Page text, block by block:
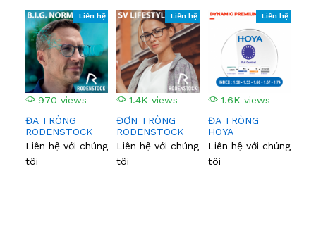
970 views
Liên hệ
ĐA TRÒNG
RODENSTOCK
Liên hệ với chúng
tôi
1.4K views
Liên hệ
ĐƠN TRÒNG
RODENSTOCK
Liên hệ với chúng
tôi
1.6K views
Liên hệ
ĐA TRÒNG
HOYA
Liên hệ với chúng
tôi